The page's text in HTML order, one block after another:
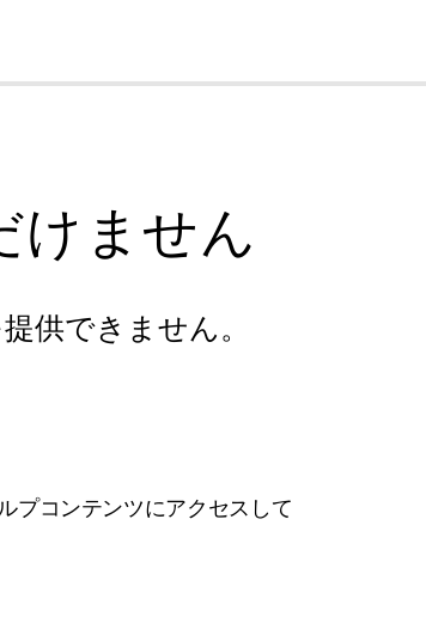
けません
供できません。
プコンテンツにアクセスして